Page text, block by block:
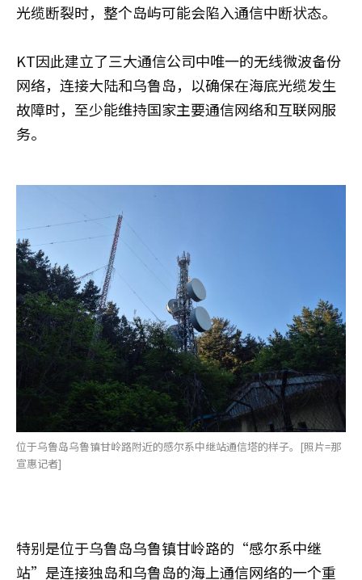
光缆断裂时，整个岛屿可能会陷入通信中断状态。
KT因此建立了三大通信公司中唯一的无线微波备份
网络，连接大陆和乌鲁岛，以确保在海底光缆发生
故障时，至少能维持国家主要通信网络和互联网服
务。
位于乌鲁岛乌鲁镇甘岭路附近的感尔系中继站通信塔的样子。[照片=那
宣惠记者]
特别是位于乌鲁岛乌鲁镇甘岭路的“感尔系中继
站”是连接独岛和乌鲁岛的海上通信网络的一个重